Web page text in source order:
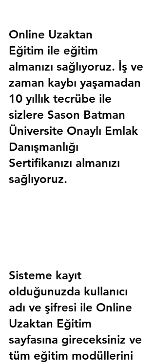
Online Uzaktan
Eğitim ile eğitim
almanızı sağlıyoruz. İş ve
zaman kaybı yaşamadan
10 yıllık tecrübe ile
sizlere Sason Batman
Üniversite Onaylı Emlak
Danışmanlığı
Sertifikanızı almanızı
sağlıyoruz.
Sisteme kayıt
olduğunuzda kullanıcı
adı ve şifresi ile Online
Uzaktan Eğitim
sayfasına gireceksiniz ve
tüm eğitim modüllerini